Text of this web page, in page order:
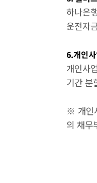
하나은
운전자
6.개인
개인사
기간 분
※ 개인
의 채무